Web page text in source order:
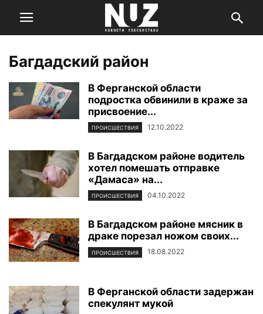
Багдадский район
В Ферганской области
подростка обвинили в краже за
присвоение...
ПРОИСШЕСТВИЯ 12.10.2022
В Багдадском районе водитель
хотел помешать отправке
«Дамаса» на...
ПРОИСШЕСТВИЯ 04.10.2022
В Багдадском районе мясник в
драке порезал ножом своих...
ПРОИСШЕСТВИЯ 18.08.2022
В Ферганской области задержан
спекулянт мукой